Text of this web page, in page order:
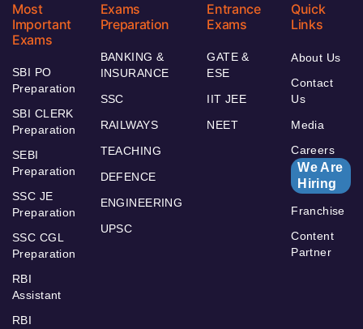
Most
Important
Exams
SBI PO
Preparation
SBI CLERK
Preparation
SEBI
Preparation
SSC JE
Preparation
SSC CGL
Preparation
RBI
Assistant
RBI
Exams
Preparation
BANKING &
INSURANCE
SSC
RAILWAYS
TEACHING
DEFENCE
ENGINEERING
UPSC
Entrance
Exams
GATE &
ESE
IIT JEE
NEET
Quick
Links
About Us
Contact
Us
Media
Careers
We Are
Hiring
Franchise
Content
Partner